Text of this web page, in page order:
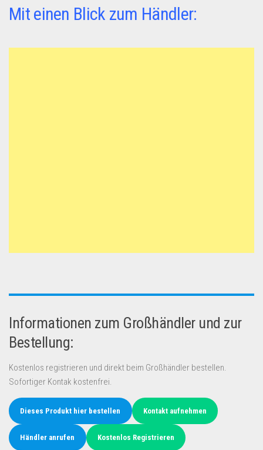
Aldi
Kostenlos verkaufen
Mit einen Blick zum Händler:
Informationen zum Großhändler und zur
Bestellung:
Kostenlos registrieren und direkt beim Großhändler bestellen.
Sofortiger Kontak kostenfrei.
Dieses Produkt hier bestellen Kontakt aufnehmen
Händler anrufen Kostenlos Registrieren